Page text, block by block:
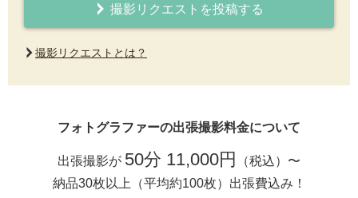
撮影リクエストを投稿する
撮影リクエストとは？
フォトグラファーの出張撮影料金について
出張撮影が 50分 11,000円
（税込）〜
納品30枚以上（平均約100枚）出張費込み！